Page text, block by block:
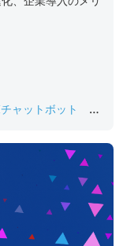
ャットボット
#